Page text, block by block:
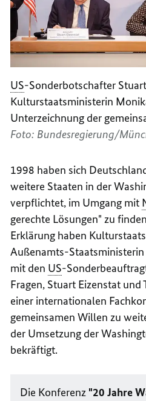
US-Sonderbotschafter
Kulturstaatsministerin
Unterzeichnung der
Foto: Bundesregierung/
1998 haben sich
weitere Staaten in der
verpflichtet, im Umgang mit
gerechte Lösungen" zu
Erklärung haben
Außenamts-
mit den US-
Fragen, Stuart Eizenstat und
einer internationalen
gemeinsamen Willen zu
der Umsetzung der
bekräftigt.
Die Konferenz "20 Jahre